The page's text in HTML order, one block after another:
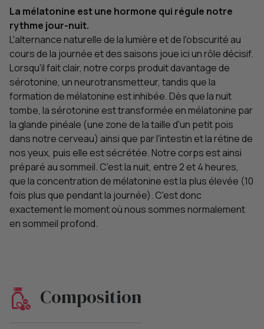
La mélatonine est une hormone qui régule notre
rythme jour-nuit.
L'alternance naturelle de la lumière et de l'obscurité au
cours de la journée et des saisons joue ici un rôle décisif.
Lorsqu'il fait clair, notre corps produit davantage de
sérotonine, un neurotransmetteur, tandis que la
formation de mélatonine est inhibée. Dès que la nuit
tombe, la sérotonine est transformée en mélatonine par
la glande pinéale (une zone de la taille d'un petit pois
dans notre cerveau) ainsi que par l'intestin et la rétine de
nos yeux, puis elle est sécrétée. Notre corps est ainsi
préparé au sommeil. C'est la nuit, entre 2 et 4 heures,
que la concentration de mélatonine est la plus élevée (10
fois plus que pendant la journée). C'est donc
exactement le moment où nous sommes normalement
en sommeil profond.
Composition